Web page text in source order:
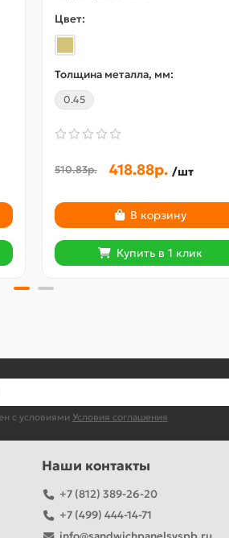
Цвет:
Толщина металла, мм:
0.45
510.83р. 418.88р. /шт
В корзину
Купить в 1 клик
с условиями Условия соглашения
Наши контакты
+7 (812) 389-26-20
+7 (499) 444-14-71